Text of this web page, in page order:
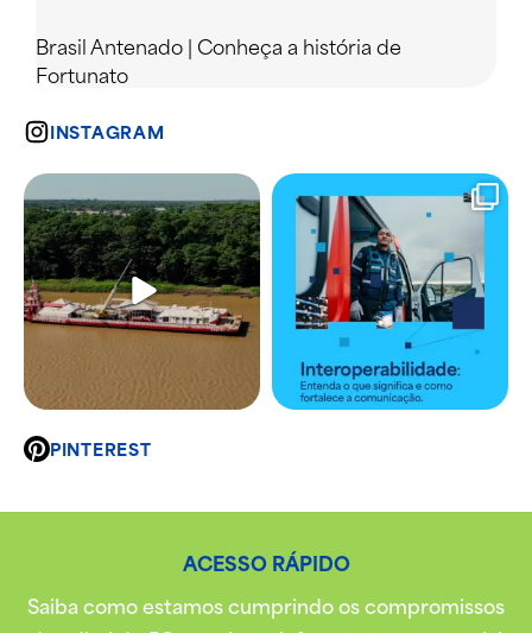
Brasil Antenado | Conheça a história de
Fortunato
INSTAGRAM
PINTEREST
ACESSO RÁPIDO
Saiba como estamos cumprindo os compromissos